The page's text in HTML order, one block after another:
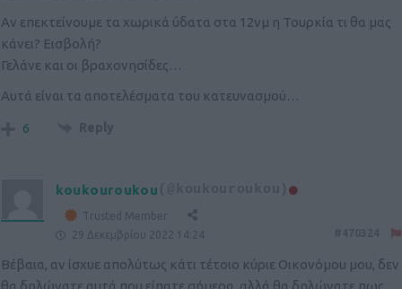
Αν επεκτείνουμε τα χωρικά ύδατα στα 12νμ η Τουρκία τι θα μας
κάνει? Εισβολή?
Γελάνε και οι βραχονησίδες…
Αυτά είναι τα αποτελέσματα του κατευνασμού…
6 Reply
koukouroukou
Trusted Member
29 Δεκεμβρίου 2022 14:24
Βέβαια, αν ίσχυε απολύτως κάτι τέτοιο κύριε Οικονόμου μου, δεν
θα δηλώνατε αυτά που είπατε σήμερα, αλλά θα δηλώνατε πως